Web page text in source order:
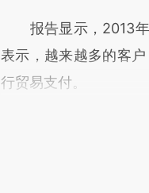
报告显示，2013年
表示，越来越多的客
行贸易支付。